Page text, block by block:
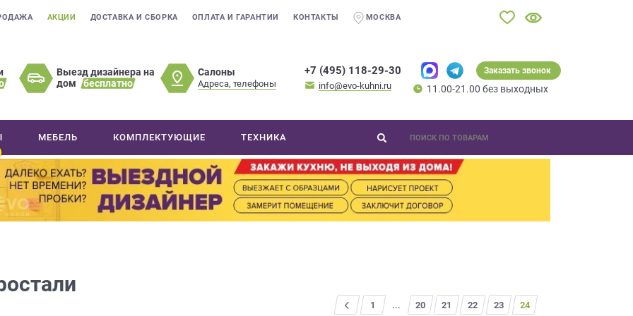
АКЦИИ ДОСТАВКА И СБОРКА ОПЛАТА И ГАРАНТИИ КОНТАКТЫ МОСКВА
Выезд дизайнера на
дом
бесплатно
Салоны
Адреса, телефоны
+7 (495) 118-29-30
info@evo-kuhni.ru
Заказать звонок
11.00-21.00 без выходных
МЕБЕЛЬ КОМПЛЕКТУЮЩИЕ ТЕХНИКА
1 ... 20 21 22 23 24